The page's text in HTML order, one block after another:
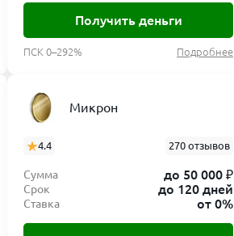
срочным
Получить деньги
ПСК 0–292% Подробнее
Микрон
4.4 270 отзывов
Сумма до 50 000 ₽
Срок до 120 дней
Ставка от 0%